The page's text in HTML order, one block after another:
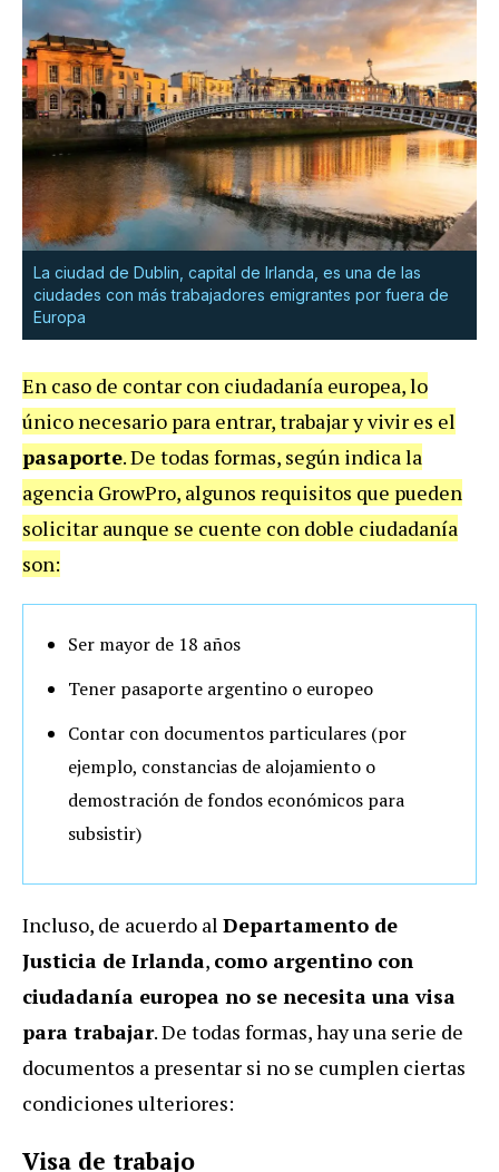
La ciudad de Dublin, capital de Irlanda, es una de las
ciudades con más trabajadores emigrantes por fuera de
Europa
En caso de contar con ciudadanía europea, lo
único necesario para entrar, trabajar y vivir es el
pasaporte. De todas formas, según indica la
agencia GrowPro, algunos requisitos que pueden
solicitar aunque se cuente con doble ciudadanía
son:
Ser mayor de 18 años
Tener pasaporte argentino o europeo
Contar con documentos particulares (por
ejemplo, constancias de alojamiento o
demostración de fondos económicos para
subsistir)
Incluso, de acuerdo al Departamento de
Justicia de Irlanda, como argentino con
ciudadanía europea no se necesita una visa
para trabajar. De todas formas, hay una serie de
documentos a presentar si no se cumplen ciertas
condiciones ulteriores:
Visa de trabajo